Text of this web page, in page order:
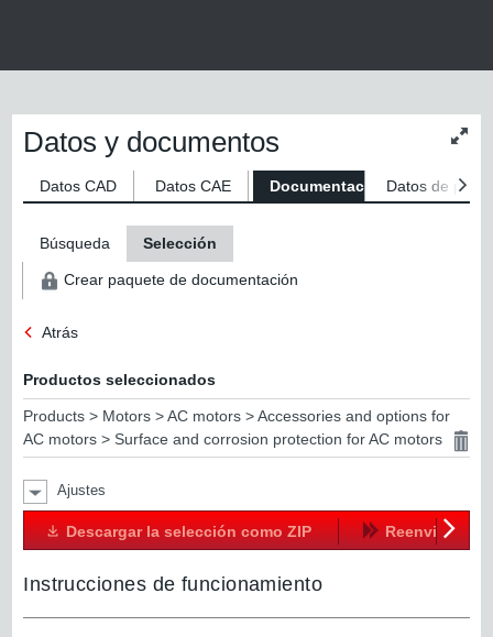
del
Datos y documentos
Datos CAD Datos CAE DocumentacionesDatos de
Búsqueda Selección
Crear paquete de documentación
Atrás
Productos seleccionados
Products > Motors > AC motors > Accessories and options for
AC motors > Surface and corrosion protection for AC motors
Ajustes
Descargar la selección como ZIP Reenviar
Instrucciones de funcionamiento